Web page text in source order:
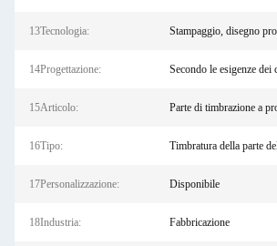
13Tecnologia: Stampaggio, disegno
14Progettazione: Secondo le esigenze dei
15Articolo: Parte di timbrazione a
16Tipo: Timbratura della parte
17Personalizzazione: Disponibile
18Industria: Fabbricazione